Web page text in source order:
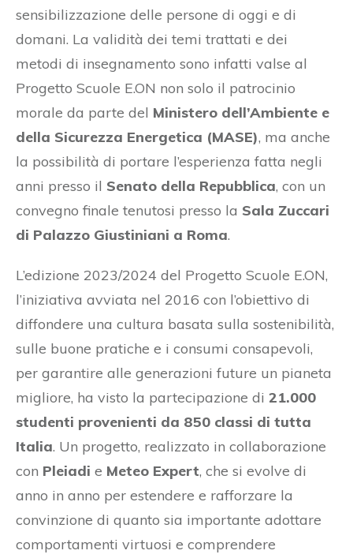
sensibilizzazione delle persone di oggi e di
domani. La validità dei temi trattati e dei
metodi di insegnamento sono infatti valse al
Progetto Scuole E.ON non solo il patrocinio
morale da parte del Ministero dell’Ambiente e
della Sicurezza Energetica (MASE), ma anche
la possibilità di portare l’esperienza fatta negli
anni presso il Senato della Repubblica, con un
convegno finale tenutosi presso la Sala Zuccari
di Palazzo Giustiniani a Roma.
L’edizione 2023/2024 del Progetto Scuole E.ON,
l’iniziativa avviata nel 2016 con l’obiettivo di
diffondere una cultura basata sulla sostenibilità,
sulle buone pratiche e i consumi consapevoli,
per garantire alle generazioni future un pianeta
migliore, ha visto la partecipazione di 21.000
studenti provenienti da 850 classi di tutta
Italia. Un progetto, realizzato in collaborazione
con Pleiadi e Meteo Expert, che si evolve di
anno in anno per estendere e rafforzare la
convinzione di quanto sia importante adottare
comportamenti virtuosi e comprendere